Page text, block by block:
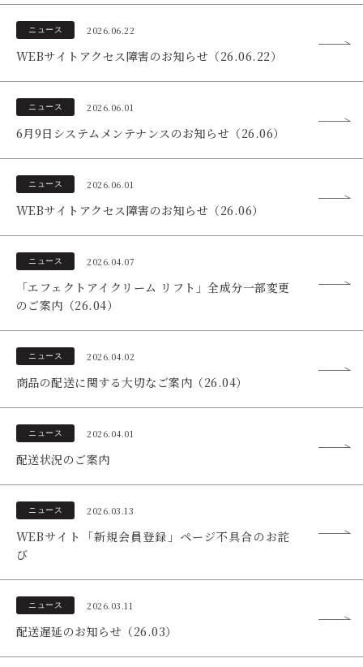
会員ステージ・ポイントプログラム
ショッピングガイド
あしたの美肌 | 美容情報を発信・キレイをサポートするWebメデ
ニュース 2026.06.22
WEBサイトアクセス障害のお知らせ（26.06.22）
ニュース 2026.06.01
6月9日システムメンテナンスのお知らせ（26.06）
ニュース 2026.06.01
WEBサイトアクセス障害のお知らせ（26.06）
ニュース 2026.04.07
「エフェクトアイクリーム リフト」全成分一部変更
のご案内（26.04）
ニュース 2026.04.02
商品の配送に関する大切なご案内（26.04）
ニュース 2026.04.01
配送状況のご案内
ニュース 2026.03.13
WEBサイト「新規会員登録」ページ不具合のお詫
び
ニュース 2026.03.11
配送遅延のお知らせ（26.03）